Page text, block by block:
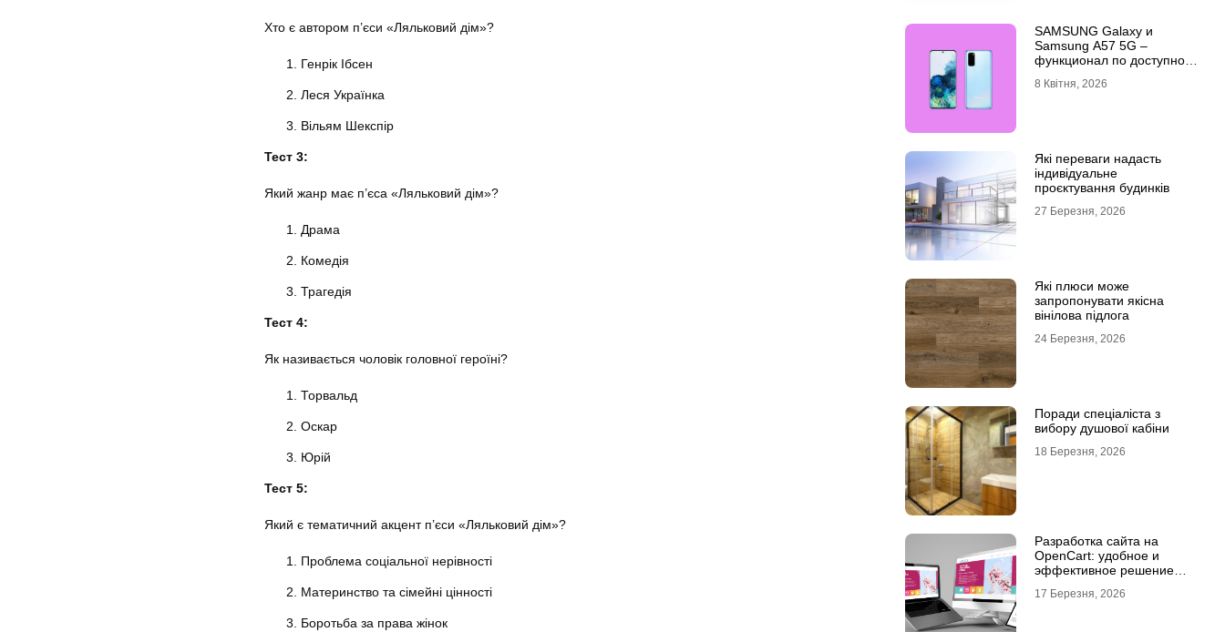
Хто є автором п’єси «Ляльковий дім»?
Генрік Ібсен
Леся Українка
Вільям Шекспір
Тест 3:
Який жанр має п’єса «Ляльковий дім»?
Драма
Комедія
Трагедія
Тест 4:
Як називається чоловік головної героїні?
Торвальд
Оскар
Юрій
Тест 5:
Який є тематичний акцент п’єси «Ляльковий дім»?
Проблема соціальної нерівності
Материнство та сімейні цінності
Боротьба за права жінок
SAMSUNG Galaxy и
Samsung A57 5G –
функционал по доступной
8 Квітня, 2026
Які переваги надасть
індивідуальне
проєктування будинків
27 Березня, 2026
Які плюси може
запропонувати якісна
вінілова підлога
24 Березня, 2026
Поради спеціаліста з
вибору душової кабіни
18 Березня, 2026
Разработка сайта на
OpenCart: удобное и
эффективное решение
17 Березня, 2026